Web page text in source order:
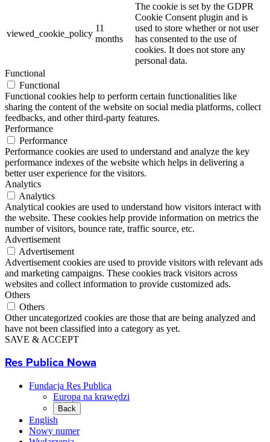
viewed_cookie_policy
11
months
The cookie is set by the GDPR
Cookie Consent plugin and is
used to store whether or not user
has consented to the use of
cookies. It does not store any
personal data.
Functional
Functional
Functional cookies help to perform certain functionalities like
sharing the content of the website on social media platforms, collect
feedbacks, and other third-party features.
Performance
Performance
Performance cookies are used to understand and analyze the key
performance indexes of the website which helps in delivering a
better user experience for the visitors.
Analytics
Analytics
Analytical cookies are used to understand how visitors interact with
the website. These cookies help provide information on metrics the
number of visitors, bounce rate, traffic source, etc.
Advertisement
Advertisement
Advertisement cookies are used to provide visitors with relevant ads
and marketing campaigns. These cookies track visitors across
websites and collect information to provide customized ads.
Others
Others
Other uncategorized cookies are those that are being analyzed and
have not been classified into a category as yet.
SAVE & ACCEPT
Res Publica Nowa
Fundacja Res Publica
Europa na krawędzi
Back
English
Nowy numer